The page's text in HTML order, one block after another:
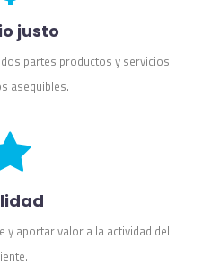
justo
partes productos y servicios
asequibles.
y aportar valor a la actividad del